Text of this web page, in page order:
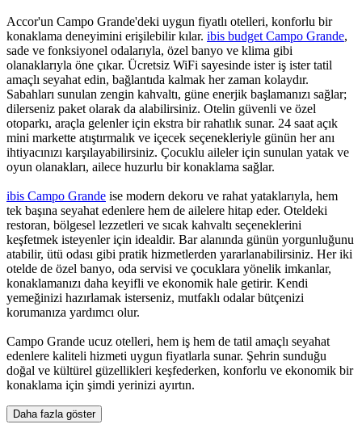
Accor'un Campo Grande'deki uygun fiyatlı otelleri, konforlu bir
konaklama deneyimini erişilebilir kılar. ibis budget Campo Grande,
sade ve fonksiyonel odalarıyla, özel banyo ve klima gibi
olanaklarıyla öne çıkar. Ücretsiz WiFi sayesinde ister iş ister tatil
amaçlı seyahat edin, bağlantıda kalmak her zaman kolaydır.
Sabahları sunulan zengin kahvaltı, güne enerjik başlamanızı sağlar;
dilerseniz paket olarak da alabilirsiniz. Otelin güvenli ve özel
otoparkı, araçla gelenler için ekstra bir rahatlık sunar. 24 saat açık
mini markette atıştırmalık ve içecek seçenekleriyle günün her anı
ihtiyacınızı karşılayabilirsiniz. Çocuklu aileler için sunulan yatak ve
oyun olanakları, ailece huzurlu bir konaklama sağlar.
ibis Campo Grande ise modern dekoru ve rahat yataklarıyla, hem
tek başına seyahat edenlere hem de ailelere hitap eder. Oteldeki
restoran, bölgesel lezzetleri ve sıcak kahvaltı seçeneklerini
keşfetmek isteyenler için idealdir. Bar alanında günün yorgunluğunu
atabilir, ütü odası gibi pratik hizmetlerden yararlanabilirsiniz. Her iki
otelde de özel banyo, oda servisi ve çocuklara yönelik imkanlar,
konaklamanızı daha keyifli ve ekonomik hale getirir. Kendi
yemeğinizi hazırlamak isterseniz, mutfaklı odalar bütçenizi
korumanıza yardımcı olur.
Campo Grande ucuz otelleri, hem iş hem de tatil amaçlı seyahat
edenlere kaliteli hizmeti uygun fiyatlarla sunar. Şehrin sunduğu
doğal ve kültürel güzellikleri keşfederken, konforlu ve ekonomik bir
konaklama için şimdi yerinizi ayırtın.
Daha fazla göster